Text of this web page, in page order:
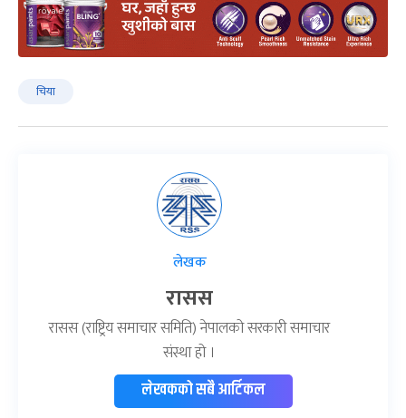
चिया
लेखक
रासस
रासस (राष्ट्रिय समाचार समिति) नेपालको सरकारी समाचार
संस्था हो ।
लेखकको सबै आर्टिकल